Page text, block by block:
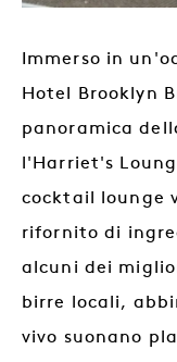
Immerso in
Hotel Brooklyn
panoramica
l'Harriet's
cocktail lounge
rifornito di
alcuni dei
birre locali,
vivo suonano